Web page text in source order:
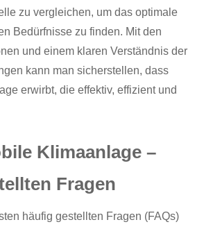
zu vergleichen, um das optimale
Bedürfnisse zu finden. Mit den
und einem klaren Verständnis der
kann man sicherstellen, dass
erwirbt, die effektiv, effizient und
Klimaanlage –
Fragen
häufig gestellten Fragen (FAQs)